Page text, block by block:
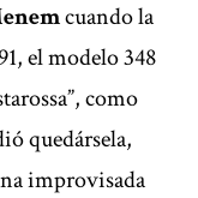
cuando la
el modelo 348
como
quedársela,
improvisada